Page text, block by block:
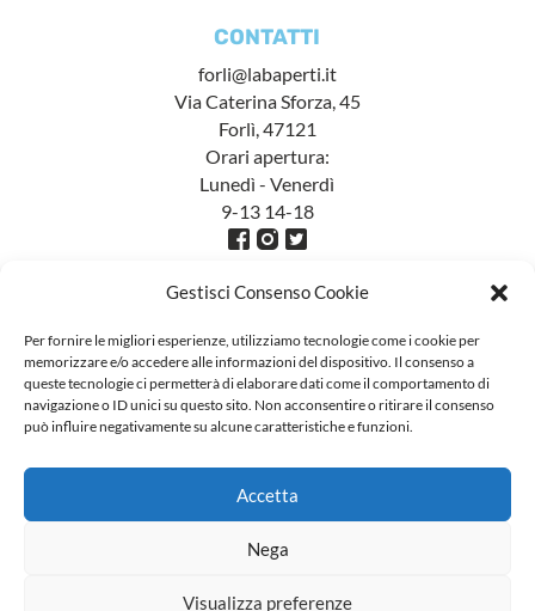
Gestisci Consenso Cookie
Per fornire le migliori esperienze, utilizziamo tecnologie come i cookie per
memorizzare e/o accedere alle informazioni del dispositivo. Il consenso a
queste tecnologie ci permetterà di elaborare dati come il comportamento di
navigazione o ID unici su questo sito. Non acconsentire o ritirare il consenso
può influire negativamente su alcune caratteristiche e funzioni.
Accetta
Nega
Visualizza preferenze
CONTATTI
forli@labaperti.it
Via Caterina Sforza, 45
Forlì, 47121
Orari apertura:
Lunedì - Venerdì
9-13 14-18